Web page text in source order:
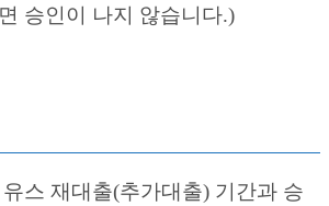
승인이 나지 않습니다.)
스 재대출(추가대출) 기간과 승